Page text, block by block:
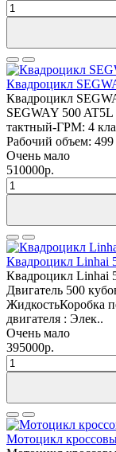
Квадроцикл
Квадроцикл
SEGWAY 500
тактный-ГРМ: 4
Рабочий объем: 499
Очень мало
510000р.
Квадроцикл Linhai
Квадроцикл Linhai
Двигатель 500
ЖидкостьКоробка
двигателя : Элек..
Очень мало
395000р.
Мотоцикл